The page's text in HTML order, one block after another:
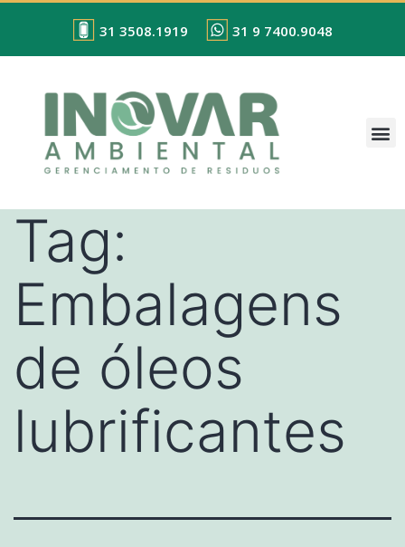
31 3508.1919 31 9 7400.9048
Tag:
Embalagens
de óleos
lubrificantes